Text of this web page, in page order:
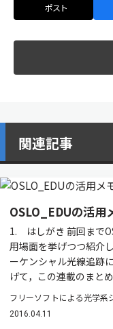
ポスト
関連記事
OSLO_EDUの活用
1. はしがき 前回まで
用場面を挙げつつ紹介
ーケンシャル光線追跡
げて，この連載のまと
フリーソフトによる光学系
2016.04.11